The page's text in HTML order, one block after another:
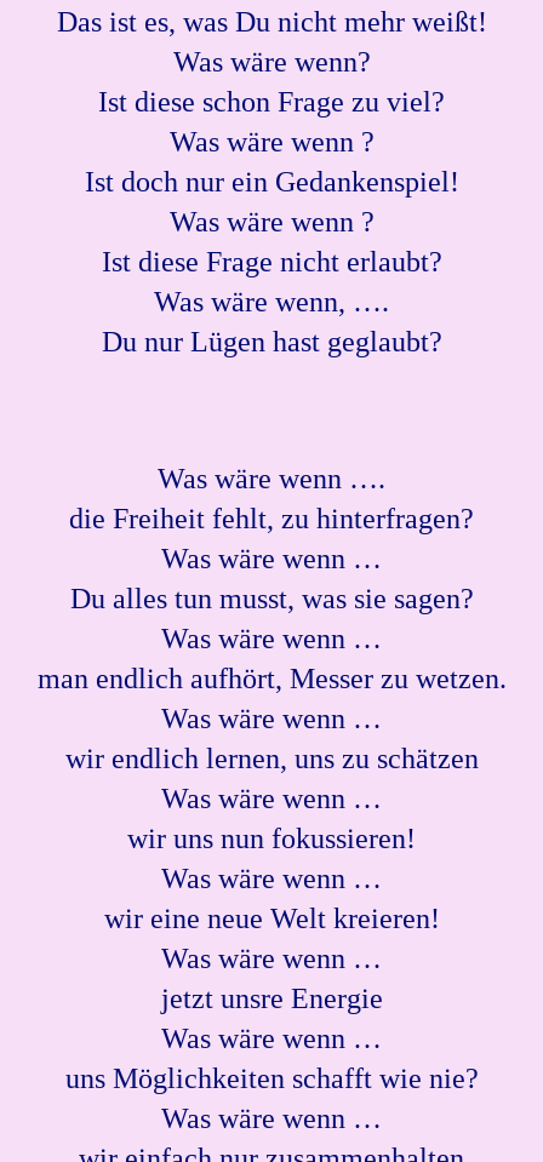
Das ist es, was Du nicht mehr weißt!
Was wäre wenn?
Ist diese schon Frage zu viel?
Was wäre wenn ?
Ist doch nur ein Gedankenspiel!
Was wäre wenn ?
Ist diese Frage nicht erlaubt?
Was wäre wenn, ….
Du nur Lügen hast geglaubt?
Was wäre wenn ….
die Freiheit fehlt, zu hinterfragen?
Was wäre wenn …
Du alles tun musst, was sie sagen?
Was wäre wenn …
man endlich aufhört, Messer zu wetzen.
Was wäre wenn …
wir endlich lernen, uns zu schätzen
Was wäre wenn …
wir uns nun fokussieren!
Was wäre wenn …
wir eine neue Welt kreieren!
Was wäre wenn …
jetzt unsre Energie
Was wäre wenn …
uns Möglichkeiten schafft wie nie?
Was wäre wenn …